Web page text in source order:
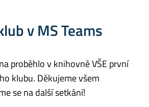
v MS Teams
proběhlo v knihovně VŠE první
klubu. Děkujeme všem
se na další setkání!